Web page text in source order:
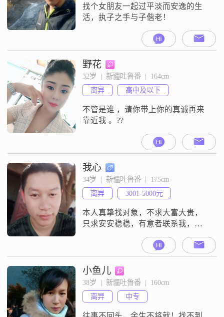
找个女朋友一起过平淡而安逸的生
活，执子之手与子偕老！
野花
32岁  |  新疆吐鲁番  |  164cm
离异
高中及以下
不管是谁 ，请你带上你的真诚再来
靠近我 。??
我心
34岁  |  新疆吐鲁番  |  175cm
离异
3001-5000元
本人真挚找对象，不求大富大贵，
只求安安稳稳，有意者联系我，非
小鱼儿
38岁  |  新疆吐鲁番  |  160cm
离异
中专